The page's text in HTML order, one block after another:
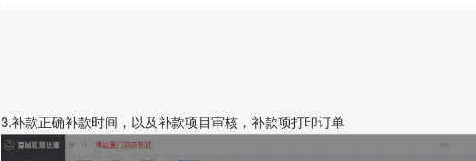
3.补款正确补款时间，以及补款项目审核，补款项打印订单